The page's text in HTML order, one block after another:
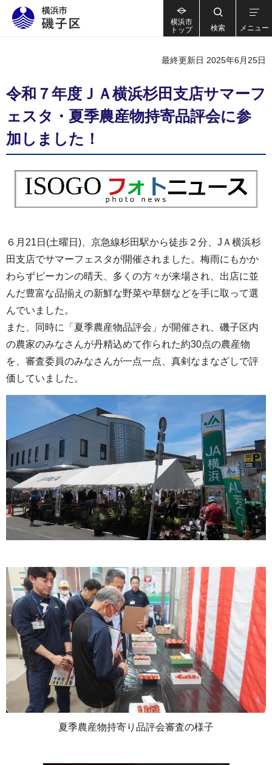
横浜市
トップ
検索 メニュー
最終更新日 2025年6月25日
令和７年度ＪＡ横浜杉田支店サマーフ
ェスタ・夏季農産物持寄品評会に参
加しました！
６月21日(土曜日)、京急線杉田駅から徒歩２分、JＡ横浜杉
田支店でサマーフェスタが開催されました。梅雨にもかか
わらずピーカンの晴天、多くの方々が来場され、出店に並
んだ豊富な品揃えの新鮮な野菜や草餅などを手に取って選
んでいました。
また、同時に「夏季農産物品評会」が開催され、磯子区内
の農家のみなさんが丹精込めて作られた約30点の農産物
を、審査委員のみなさんが一点一点、真剣なまなざしで評
価していました。
夏季農産物持寄り品評会審査の様子